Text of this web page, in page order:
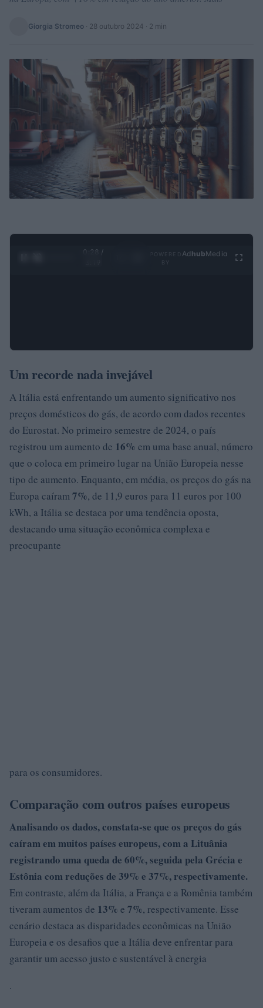
Giorgia Stromeo · 28 outubro 2024 · 2 min
0:29 /
Ad hubMedia
Um recorde nada invejável
A Itália está enfrentando um aumento significativo nos
preços domésticos do gás, de acordo com dados recentes
do Eurostat. No primeiro semestre de 2024, o país
registrou um aumento de 16% em uma base anual, número
que o coloca em primeiro lugar na União Europeia nesse
tipo de aumento. Enquanto, em média, os preços do gás na
Europa caíram7%, de 11,9 euros para 11 euros por 100
kWh, a Itália se destaca por uma tendência oposta,
destacando uma situação econômica complexa e
preocupante
para os consumidores.
Comparação com outros países europeus
Analisando os dados, constata-se que os preços do gás
caíram em muitos países europeus, com a Lituânia
registrando uma queda de 60%, seguida pela Grécia e
Estônia com reduções de 39% e 37%, respectivamente.
Em contraste, além da Itália, a França e a Romênia também
tiveram aumentos de 13% e 7%, respectivamente. Esse
cenário destaca as disparidades econômicas na União
Europeia e os desafios que a Itália deve enfrentar para
garantir um acesso justo e sustentável à energia
.